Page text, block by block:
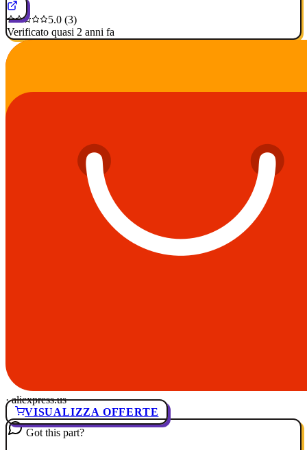
5.0 (3)
Verificato quasi 2 anni fa
· aliexpress.us
VISUALIZZA OFFERTE
Got this part?